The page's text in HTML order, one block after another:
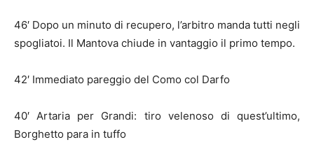
46′ Dopo un minuto di recupero, l’arbitro manda tutti negli
spogliatoi. Il Mantova chiude in vantaggio il primo tempo.
42′ Immediato pareggio del Como col Darfo
40′ Artaria per Grandi: tiro velenoso di quest’ultimo,
Borghetto para in tuffo